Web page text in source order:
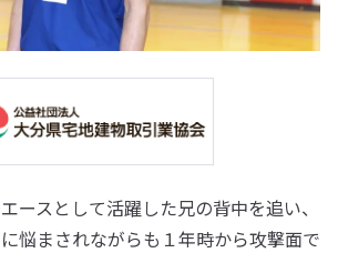
ースとして活躍した兄の背中を追い、
悩まされながらも１年時から攻撃面で